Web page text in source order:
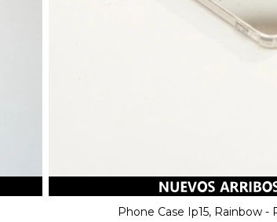
Phone Case Ip15, Rainbow -